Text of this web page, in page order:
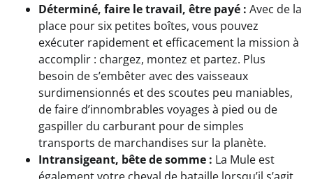
Déterminé, faire le travail, être payé : Avec de la
place pour six petites boîtes, vous pouvez
exécuter rapidement et efficacement la mission à
accomplir : chargez, montez et partez. Plus
besoin de s’embêter avec des vaisseaux
surdimensionnés et des scoutes peu maniables,
de faire d’innombrables voyages à pied ou de
gaspiller du carburant pour de simples
transports de marchandises sur la planète.
Intransigeant, bête de somme : La Mule est